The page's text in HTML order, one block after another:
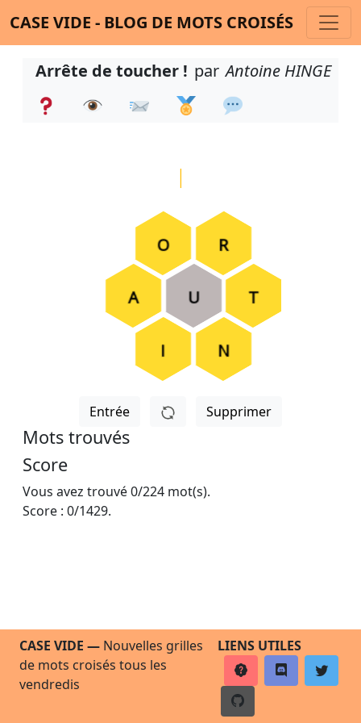
CASE VIDE - BLOG DE MOTS CROISÉS
Arrête de toucher ! par Antoine HINGE
Entrée Supprimer
Mots trouvés
Score
Vous avez trouvé0/224 mot(s).
Score : 0/1429.
CASE VIDE — Nouvelles grilles
de mots croisés tous les
vendredis
LIENS UTILES